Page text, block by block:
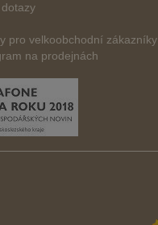
pro velkoobchodní zákazníky
na prodejnách